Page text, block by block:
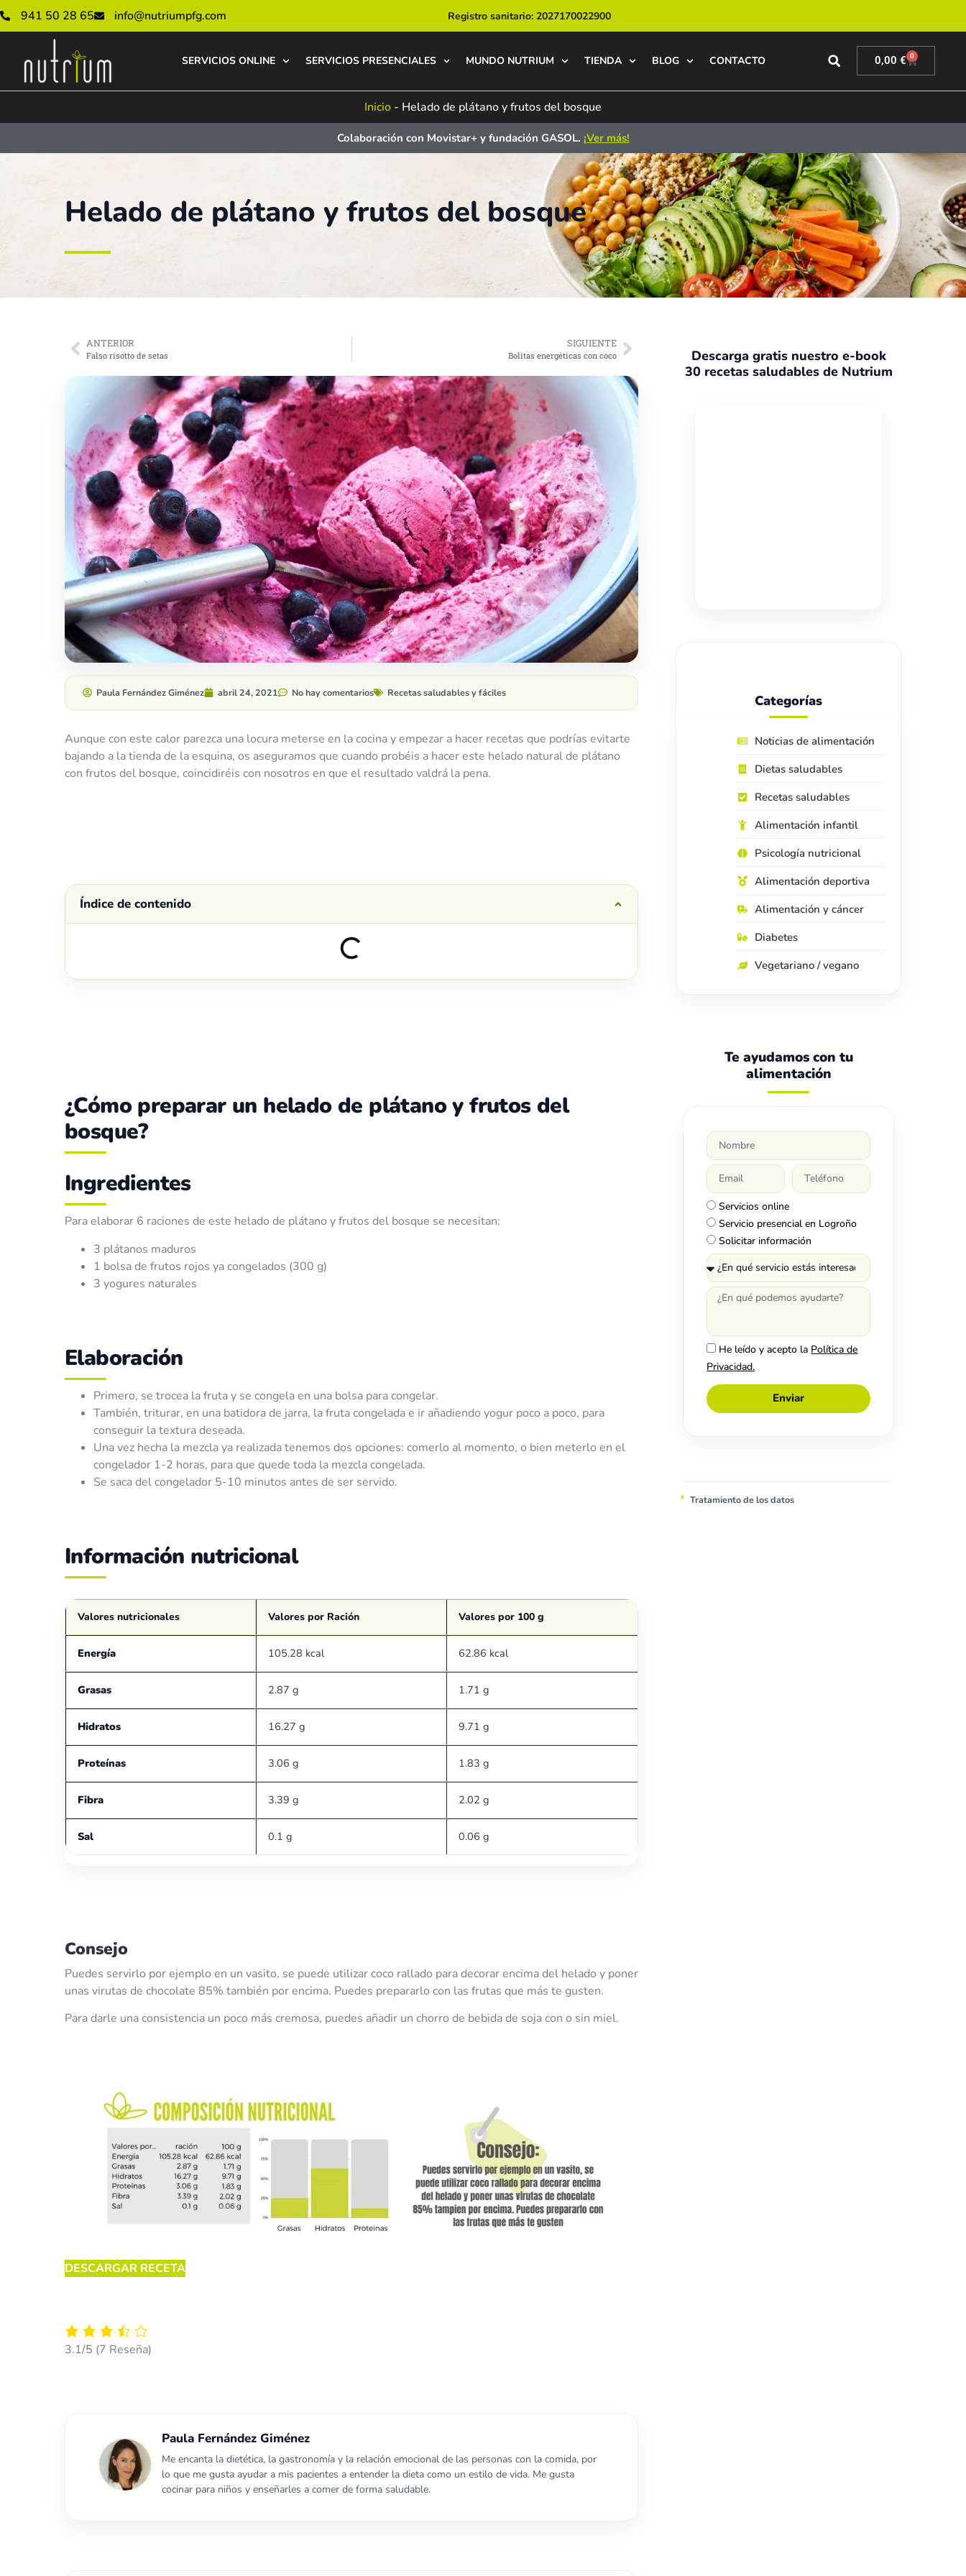
941 50 28 65 info@nutriumpfg.com Registro sanitario: 2027170022900
SERVICIOS ONLINE SERVICIOS PRESENCIALES MUNDO NUTRIUM TIENDA BLOG CONTACTO 0,00€ 0
Inicio - Helado de plátano y frutos del bosque
Colaboración con Movistar+ y fundación GASOL. ¡Ver más!
Helado de plátano y frutos del bosque
ANTERIOR
Falso risotto de setas
SIGUIENTE
Bolitas energéticas con coco
Paula Fernández Giménez abril 24, 2021 No hay comentarios Recetas saludables y fáciles
Aunque con este calor parezca una locura meterse en la cocina y empezar a hacer recetas que podrías evitarte
bajando a la tienda de la esquina, os aseguramos que cuando probéis a hacer este helado natural de plátano
con frutos del bosque, coincidiréis con nosotros en que el resultado valdrá la pena.
Índice de contenido
¿Cómo preparar un helado de plátano y frutos del
bosque?
Ingredientes
Para elaborar 6 raciones de este helado de plátano y frutos del bosque se necesitan:
3 plátanos maduros
1 bolsa de frutos rojos ya congelados (300 g)
3 yogures naturales
Elaboración
Primero, se trocea la fruta y se congela en una bolsa para congelar.
También, triturar, en una batidora de jarra, la fruta congelada e ir añadiendo yogur poco a poco, para
conseguir la textura deseada.
Una vez hecha la mezcla ya realizada tenemos dos opciones: comerlo al momento, o bien meterlo en el
congelador 1-2 horas, para que quede toda la mezcla congelada.
Se saca del congelador 5-10 minutos antes de ser servido.
Información nutricional
Valores nutricionales Valores por Ración Valores por 100 g
Energía 105.28 kcal 62.86 kcal
Grasas 2.87 g 1.71 g
Hidratos 16.27 g 9.71 g
Proteínas 3.06 g 1.83 g
Fibra 3.39 g 2.02 g
Sal 0.1 g 0.06 g
Consejo
Puedes servirlo por ejemplo en un vasito, se puede utilizar coco rallado para decorar encima del helado y poner
unas virutas de chocolate 85% también por encima. Puedes prepararlo con las frutas que más te gusten.
Para darle una consistencia un poco más cremosa, puedes añadir un chorro de bebida de soja con o sin miel.
DESCARGAR RECETA
3.1/5 (7 Reseña)
Paula Fernández Giménez
Me encanta la dietética, la gastronomía y la relación emocional de las personas con la comida, por
lo que me gusta ayudar a mis pacientes a entender la dieta como un estilo de vida. Me gusta
cocinar para niños y enseñarles a comer de forma saludable.
Descarga gratis nuestro e-book
30 recetas saludables de Nutrium
Categorías
Noticias de alimentación
Dietas saludables
Recetas saludables
Alimentación infantil
Psicología nutricional
Alimentación deportiva
Alimentación y cáncer
Diabetes
Vegetariano / vegano
Te ayudamos con tu
alimentación
Servicios online
Servicio presencial en Logroño
Solicitar información
He leído y acepto la Política de
Privacidad.
Enviar
Tratamiento de los datos